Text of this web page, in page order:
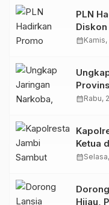
PLN
GIIAS
calendar_month
calendar_monthRabu,
Ketua
calendar_month
Hijau,